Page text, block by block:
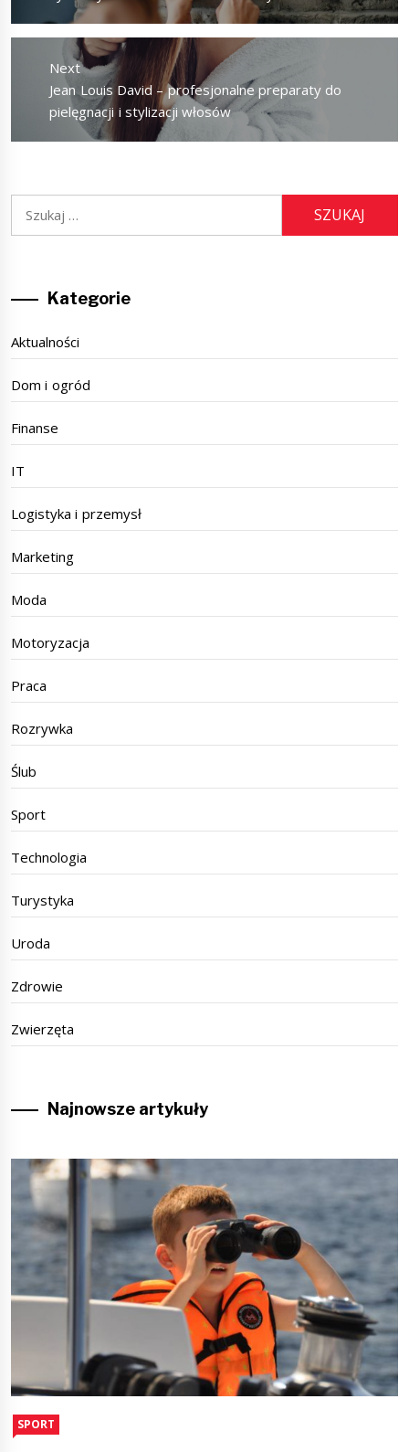
post:
Next
Next
post:
Jean Louis David – profesjonalne preparaty do
pielęgnacji i stylizacji włosów
Kategorie
Aktualności
Dom i ogród
Finanse
IT
Logistyka i przemysł
Marketing
Moda
Motoryzacja
Praca
Rozrywka
Ślub
Sport
Technologia
Turystyka
Uroda
Zdrowie
Zwierzęta
Najnowsze artykuły
SPORT